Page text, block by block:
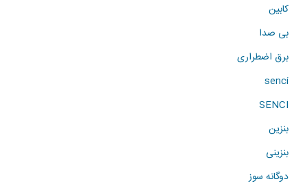
کابین
بی صدا
برق اضطراری
senci
SENCI
بنزین
بنزینی
دوگانه سوز